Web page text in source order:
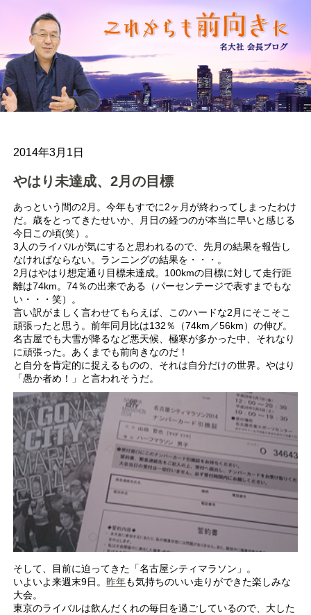
2014年3月1日
やはり未達成、2月の目標
あっという間の2月。今年もすでに2ヶ月が終わってしまったわけ
だ。歳をとってきたせいか、月日の経つのが本当に早いと感じる
今日この頃(笑）。
3人のライバルが気にすると思われるので、先月の結果を報告し
なければならない。ランニングの結果を・・・。
2月はやはり想定通り目標未達成。100kmの目標に対して走行距
離は74km。74％の出来である（パーセンテージで表すまでもな
い・・・笑）。
言い訳がましく言わせてもらえば、このハードな2月にそこそこ
頑張ったと思う。前年同月比は132％（74km／56km）の伸び。
名古屋でも大雪が降るなど悪天候、極寒が多かった中、それなり
に頑張った。あくまでも前向きなのだ！
と自分を肯定的に捉えるものの、それは自分だけの世界。やはり
「愚か者め！」と言われそうだ。
そして、目前に迫ってきた「名古屋シティマラソン」。
いよいよ来週末9日。昨年も気持ちのいい走りができた楽しみな
大会。
東京のライバルは飲んだくれの毎日を過ごしているので、大した